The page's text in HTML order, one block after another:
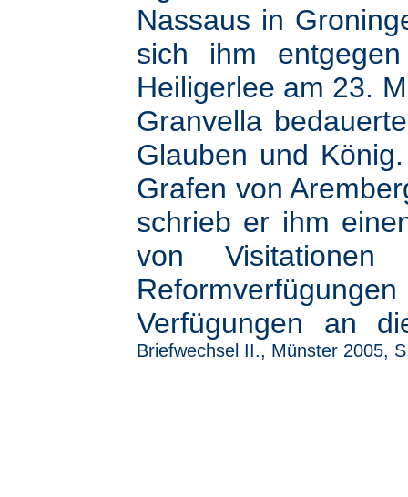
Nassaus in
sich ihm
Heiligerlee am 23.
Granvella
Glauben und
Grafen von
schrieb er ihm
von Visitationen
Verfügungen an
Briefwechsel II., Münster 2005,